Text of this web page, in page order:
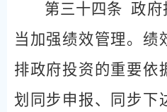
第三十四条 政府
当加强绩效管理。绩
排政府投资的重要依
划同步申报、同步下